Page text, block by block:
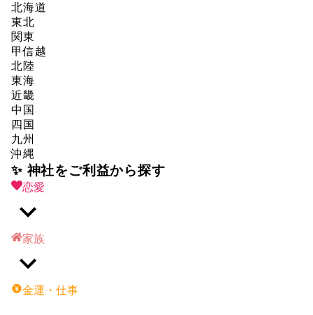
北海道
東北
関東
甲信越
北陸
東海
近畿
中国
四国
九州
沖縄
✨ 神社をご利益から探す
恋愛
家族
金運・仕事